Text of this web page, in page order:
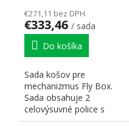
€271,11 bez DPH
€333,46 / sada
Do košíka
Sada košov pre
mechanizmus Fly Box.
Sada obsahuje 2
celovýsuvné police s
nezávislým pohybom,